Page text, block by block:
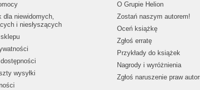
dla niewidomych,
i niesłyszących
wysyłki
O Grupie Helion
Zostań naszym autorem!
Oceń książkę
Zgłoś erratę
Przykłady do książek
Nagrody i wyróżnienia
Zgłoś naruszenie praw